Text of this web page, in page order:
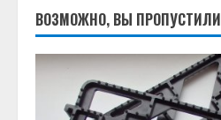
ВОЗМОЖНО, ВЫ ПРОПУСТИЛИ